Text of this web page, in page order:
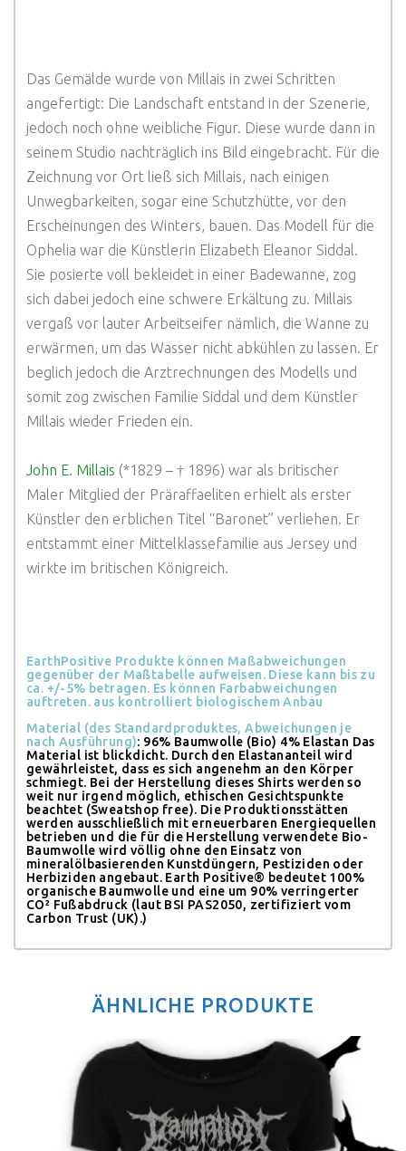
Das Gemälde wurde von Millais in zwei Schritten
angefertigt: Die Landschaft entstand in der Szenerie,
jedoch noch ohne weibliche Figur. Diese wurde dann in
seinem Studio nachträglich ins Bild eingebracht. Für die
Zeichnung vor Ort ließ sich Millais, nach einigen
Unwegbarkeiten, sogar eine Schutzhütte, vor den
Erscheinungen des Winters, bauen. Das Modell für die
Ophelia war die Künstlerin Elizabeth Eleanor Siddal.
Sie posierte voll bekleidet in einer Badewanne, zog
sich dabei jedoch eine schwere Erkältung zu. Millais
vergaß vor lauter Arbeitseifer nämlich, die Wanne zu
erwärmen, um das Wasser nicht abkühlen zu lassen. Er
beglich jedoch die Arztrechnungen des Modells und
somit zog zwischen Familie Siddal und dem Künstler
Millais wieder Frieden ein.
John E. Millais (*1829 – † 1896) war als britischer
Maler Mitglied der Präraffaeliten erhielt als erster
Künstler den erblichen Titel “Baronet” verliehen. Er
entstammt einer Mittelklassefamilie aus Jersey und
wirkte im britischen Königreich.
EarthPositive Produkte können Maßabweichungen
gegenüber der Maßtabelle aufweisen. Diese kann bis zu
ca. +/-5% betragen. Es können Farbabweichungen
auftreten. aus kontrolliert biologischem Anbau
Material (des Standardproduktes, Abweichungen je
nach Ausführung): 96% Baumwolle (Bio) 4% Elastan Das
Material ist blickdicht. Durch den Elastananteil wird
gewährleistet, dass es sich angenehm an den Körper
schmiegt. Bei der Herstellung dieses Shirts werden so
weit nur irgend möglich, ethischen Gesichtspunkte
beachtet (Sweatshop free). Die Produktionsstätten
werden ausschließlich mit erneuerbaren Energiequellen
betrieben und die für die Herstellung verwendete Bio-
Baumwolle wird völlig ohne den Einsatz von
mineralölbasierenden Kunstdüngern, Pestiziden oder
Herbiziden angebaut. Earth Positive® bedeutet 100%
organische Baumwolle und eine um 90% verringerter
CO² Fußabdruck (laut BSI PAS2050, zertifiziert vom
Carbon Trust (UK).)
ÄHNLICHE PRODUKTE